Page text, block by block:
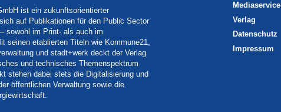
ist ein zukunftsorientierter
auf Publikationen für den Public Sector
sowohl im Print- als auch im
seinen etablierten Titeln wie Kommune21,
und stadt+werk deckt der Verlag
und technisches Themenspektrum
stehen dabei stets die Digitalisierung und
öffentlichen Verwaltung sowie die
Mediaservice
Verlag
Datenschutz
Impressum